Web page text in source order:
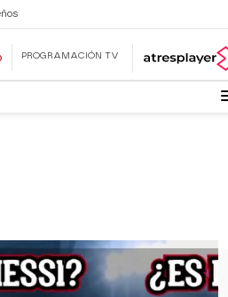
PROGRAMACIÓN TV